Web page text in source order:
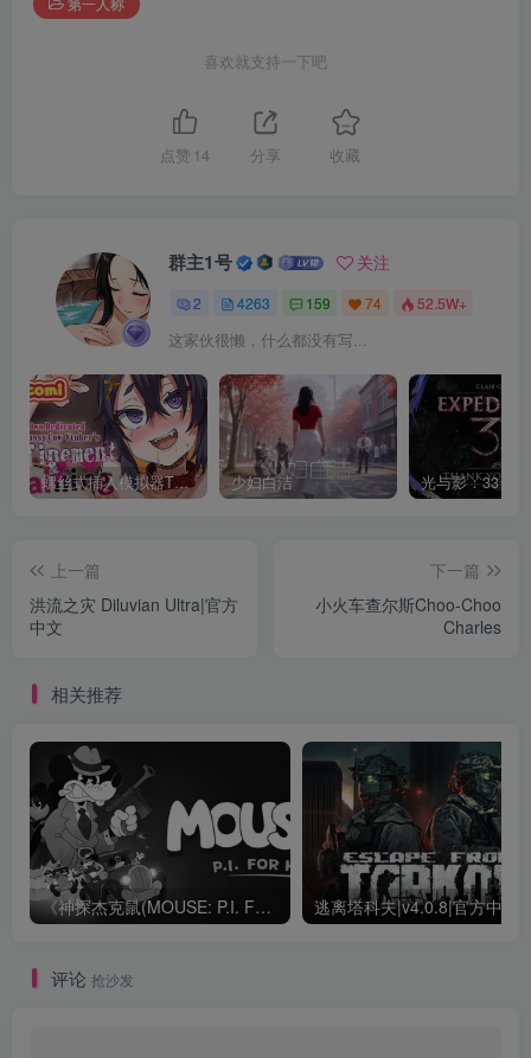
喜欢就支持一下吧
点赞 14 分享 收藏
群主1号 关注
2 4263 159 74 52.5W+
这家伙很懒，什么都没有写...
螺丝式插入模拟器TMA02 少妇白洁
上一篇
洪流之灾 Diluvian Ultra|官方
中文
下一篇
小火车查尔斯Choo-Choo
Charles
相关推荐
《神探杰克鼠(MOUSE: P.I. For Hire)》|v1.1.0.8432|中文|免安装硬盘版
评论 抢沙发